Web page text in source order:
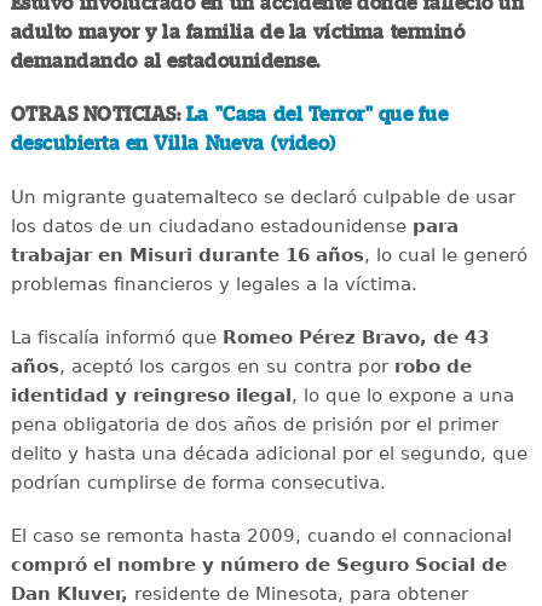
adulto mayor y la familia de la víctima terminó
demandando al estadounidense.
OTRAS NOTICIAS: La "Casa del Terror" que fue
descubierta en Villa Nueva (video)
Un migrante guatemalteco se declaró culpable de usar
los datos de un ciudadano estadounidense para
trabajar en Misuri durante 16 años, lo cual le generó
problemas financieros y legales a la víctima.
La fiscalía informó que Romeo Pérez Bravo, de 43
años, aceptó los cargos en su contra por robo de
identidad y reingreso ilegal, lo que lo expone a una
pena obligatoria de dos años de prisión por el primer
delito y hasta una década adicional por el segundo, que
podrían cumplirse de forma consecutiva.
El caso se remonta hasta 2009, cuando el connacional
compró el nombre y número de Seguro Social de
Dan Kluver, residente de Minesota, para obtener